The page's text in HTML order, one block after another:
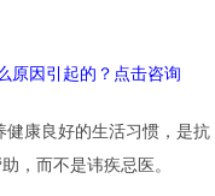
原因引起的？点击咨询
康良好的生活习惯，是抗
，而不是讳疾忌医。